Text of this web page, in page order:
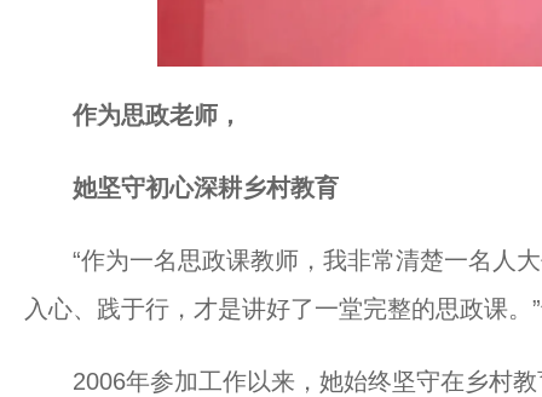
作为思政老师，
她坚守初心深耕乡村教育
“作为一名思政课教师，我非常清楚一名人大
入心、践于行，才是讲好了一堂完整的思政课
2006年参加工作以来，她始终坚守在乡村教